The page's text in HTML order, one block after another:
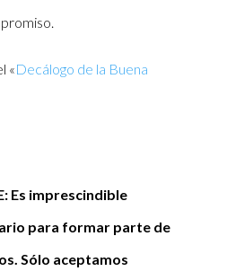
«Decálogo de la Buena
Es imprescindible
para formar parte de
Sólo aceptamos